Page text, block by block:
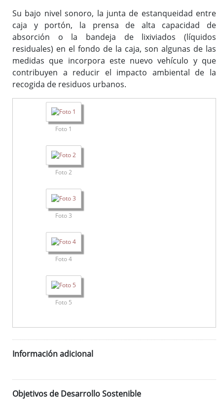
Su bajo nivel sonoro, la junta de estanqueidad entre
caja y portón, la prensa de alta capacidad de
absorción o la bandeja de lixiviados (líquidos
residuales) en el fondo de la caja, son algunas de las
medidas que incorpora este nuevo vehículo y que
contribuyen a reducir el impacto ambiental de la
recogida de residuos urbanos.
Foto 1
Foto 2
Foto 3
Foto 4
Foto 5
Información adicional
Objetivos de Desarrollo Sostenible